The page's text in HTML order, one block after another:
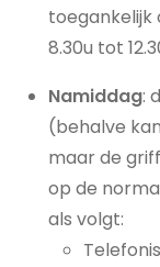
toegankelijk
8.30u tot
Namiddag:
(behalve
maar de
op de
als volgt: